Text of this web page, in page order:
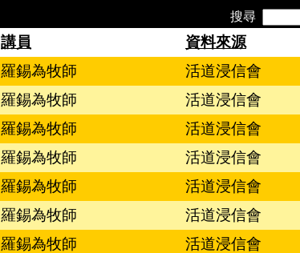
搜尋
講員 資料來源
羅錫為牧師 活道浸信會
羅錫為牧師 活道浸信會
羅錫為牧師 活道浸信會
羅錫為牧師 活道浸信會
羅錫為牧師 活道浸信會
羅錫為牧師 活道浸信會
羅錫為牧師 活道浸信會